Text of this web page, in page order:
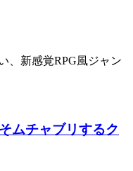
、新感覚RPG風ジャン
ムチャブリするク